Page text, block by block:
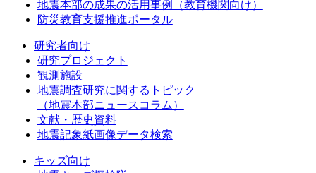
地震本部の成果の活用事例（教育機関向け）
防災教育支援推進ポータル
研究者向け
研究プロジェクト
観測施設
地震調査研究に関するトピック
（地震本部ニュースコラム）
文献・歴史資料
地震記象紙画像データ検索
キッズ向け